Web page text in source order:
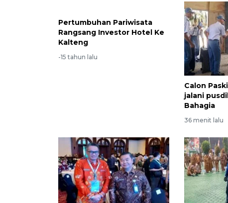
Pertumbuhan Pariwisata
Rangsang Investor Hotel Ke
Kalteng
-15 tahun lalu
Calon
jalani
Bahagia
36 menit lalu